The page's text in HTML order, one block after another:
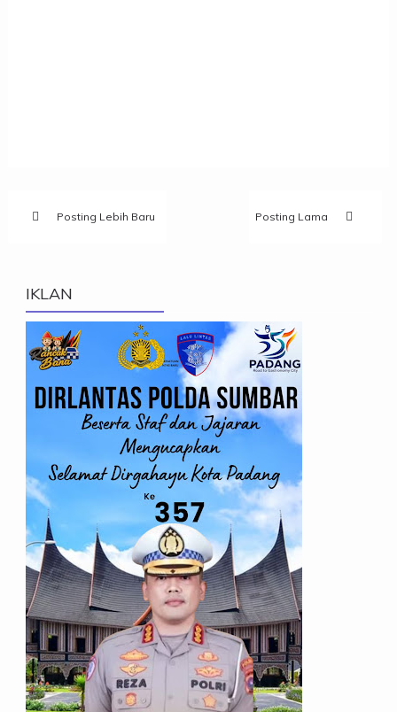
Posting Lebih Baru Posting Lama
IKLAN